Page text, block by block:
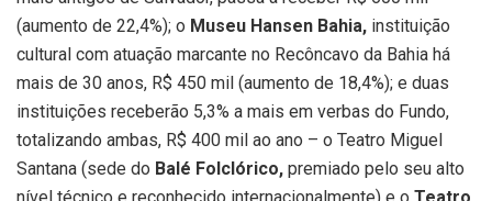
(aumento de 22,4%); o Museu Hansen Bahia, instituição
cultural com atuação marcante no Recôncavo da Bahia há
mais de 30 anos, R$ 450 mil (aumento de 18,4%); e duas
instituições receberão 5,3% a mais em verbas do Fundo,
totalizando ambas, R$ 400 mil ao ano – o Teatro Miguel
Santana (sede do Balé Folclórico, premiado pelo seu alto